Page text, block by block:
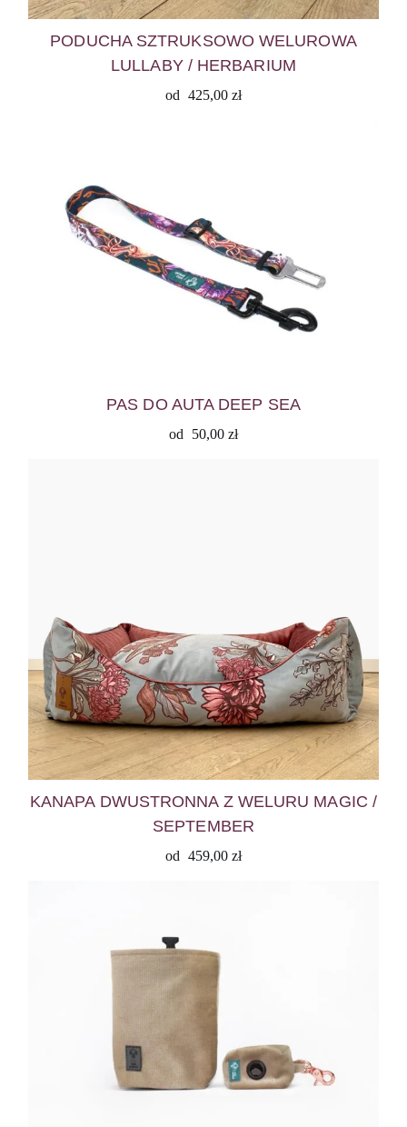
PODUCHA SZTRUKSOWO WELUROWA
LULLABY / HERBARIUM
od 425,00 zł
PAS DO AUTA DEEP SEA
od 50,00 zł
KANAPA DWUSTRONNA Z WELURU MAGIC /
SEPTEMBER
od 459,00 zł